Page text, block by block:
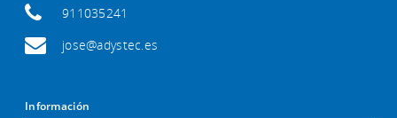
911035241
jose@adystec.es
Información